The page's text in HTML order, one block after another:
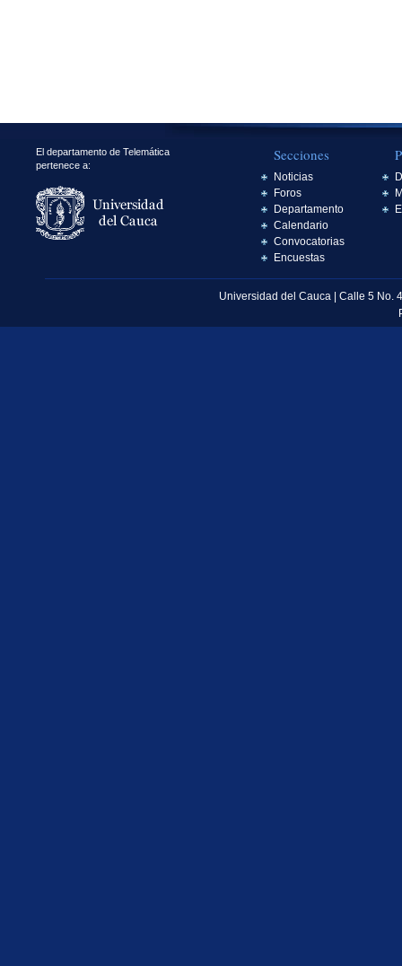
El departamento de Telemática
pertenece a:
Secciones
Noticias
Foros
Departamento
Calendario
Convocatorias
Encuestas
Universidad del Cauca | Calle 5 No.